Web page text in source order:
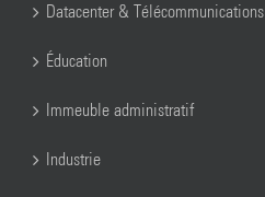
Datacenter & Télécommunications
Éducation
Immeuble administratif
Industrie